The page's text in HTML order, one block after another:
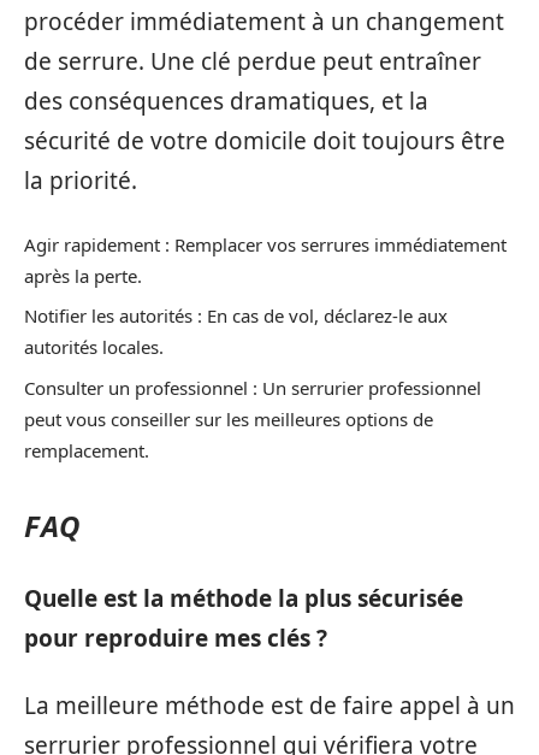
procéder immédiatement à un changement
de serrure. Une clé perdue peut entraîner
des conséquences dramatiques, et la
sécurité de votre domicile doit toujours être
la priorité.
Agir rapidement : Remplacer vos serrures immédiatement
après la perte.
Notifier les autorités : En cas de vol, déclarez-le aux
autorités locales.
Consulter un professionnel : Un serrurier professionnel
peut vous conseiller sur les meilleures options de
remplacement.
FAQ
Quelle est la méthode la plus sécurisée
pour reproduire mes clés ?
La meilleure méthode est de faire appel à un
serrurier professionnel qui vérifiera votre